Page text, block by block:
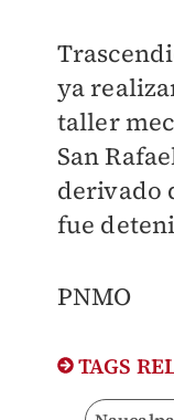
ya
taller
San
derivado
fue
PNMO
TAGS